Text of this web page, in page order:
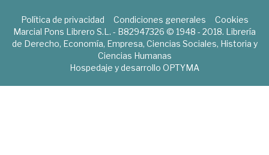
Política de privacidad Condiciones generales
Cookies
Marcial Pons Librero S.L. - B82947326 © 1948 - 2018. Librería
de Derecho, Economía, Empresa, Ciencias Sociales, Historia y
Ciencias Humanas
Hospedaje y desarrollo OPTYMA